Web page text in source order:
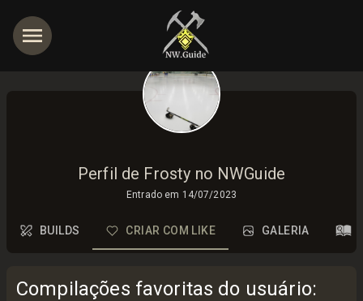
Perfil de Frosty no NWGuide
Entrado em 14/07/2023
BUILDS CRIAR COM LIKE GALERIA
Compilações favoritas do usuário: